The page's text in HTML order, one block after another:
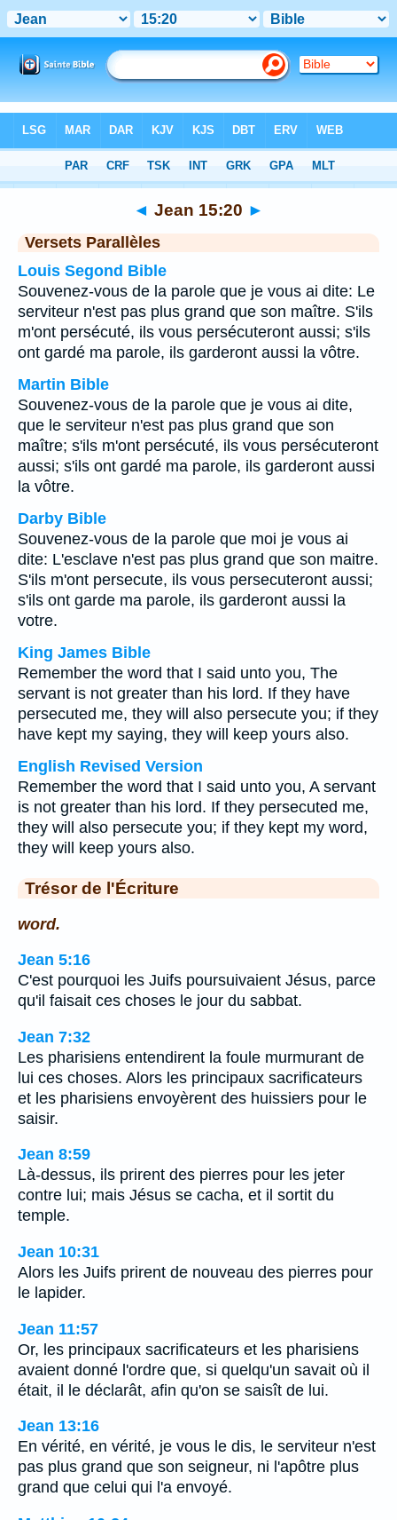
Chapitre 15> Verset 20
◄ Jean 15:20 ►
Versets Parallèles
Louis Segond Bible
Souvenez-vous de la parole que je vous ai dite: Le
serviteur n'est pas plus grand que son maître. S'ils
m'ont persécuté, ils vous persécuteront aussi; s'ils
ont gardé ma parole, ils garderont aussi la vôtre.
Martin Bible
Souvenez-vous de la parole que je vous ai dite,
que le serviteur n'est pas plus grand que son
maître; s'ils m'ont persécuté, ils vous persécuteront
aussi; s'ils ont gardé ma parole, ils garderont aussi
la vôtre.
Darby Bible
Souvenez-vous de la parole que moi je vous ai
dite: L'esclave n'est pas plus grand que son maitre.
S'ils m'ont persecute, ils vous persecuteront aussi;
s'ils ont garde ma parole, ils garderont aussi la
votre.
King James Bible
Remember the word that I said unto you, The
servant is not greater than his lord. If they have
persecuted me, they will also persecute you; if they
have kept my saying, they will keep yours also.
English Revised Version
Remember the word that I said unto you, A servant
is not greater than his lord. If they persecuted me,
they will also persecute you; if they kept my word,
they will keep yours also.
Trésor de l'Écriture
word.
Jean 5:16
C'est pourquoi les Juifs poursuivaient Jésus, parce
qu'il faisait ces choses le jour du sabbat.
Jean 7:32
Les pharisiens entendirent la foule murmurant de
lui ces choses. Alors les principaux sacrificateurs
et les pharisiens envoyèrent des huissiers pour le
saisir.
Jean 8:59
Là-dessus, ils prirent des pierres pour les jeter
contre lui; mais Jésus se cacha, et il sortit du
temple.
Jean 10:31
Alors les Juifs prirent de nouveau des pierres pour
le lapider.
Jean 11:57
Or, les principaux sacrificateurs et les pharisiens
avaient donné l'ordre que, si quelqu'un savait où il
était, il le déclarât, afin qu'on se saisît de lui.
Jean 13:16
En vérité, en vérité, je vous le dis, le serviteur n'est
pas plus grand que son seigneur, ni l'apôtre plus
grand que celui qui l'a envoyé.